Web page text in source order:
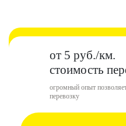
от 5 руб./км.
стоимость
огромный опыт
перевозку